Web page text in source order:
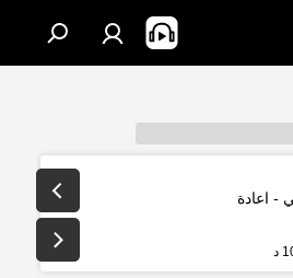
- اعادة
د